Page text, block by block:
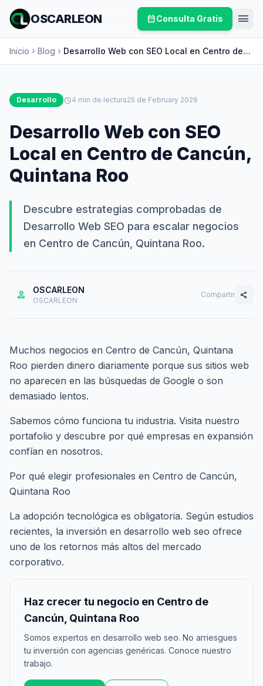
OSCARLEON calendar_monthConsulta Gratis menu
Inicio chevron_right Blog chevron_right Desarrollo Web con SEO Local en Centro de
Cancún, Quintana Roo
Desarrollo schedule4 min de lectura25 de February 2026
Desarrollo Web con SEO
Local en Centro de Cancún,
Quintana Roo
Descubre estrategias comprobadas de
Desarrollo Web SEO para escalar negocios
en Centro de Cancún, Quintana Roo.
person OSCARLEON
OSCARLEON
Compartir share
Muchos negocios en Centro de Cancún, Quintana
Roo pierden dinero diariamente porque sus sitios web
no aparecen en las búsquedas de Google o son
demasiado lentos.
Sabemos cómo funciona tu industria. Visita nuestro
portafolio y descubre por qué empresas en expansión
confían en nosotros.
Por qué elegir profesionales en Centro de Cancún,
Quintana Roo
La adopción tecnológica es obligatoria. Según estudios
recientes, la inversión en desarrollo web seo ofrece
uno de los retornos más altos del mercado
corporativo.
Haz crecer tu negocio en Centro de
Cancún, Quintana Roo
Somos expertos en desarrollo web seo. No arriesgues
tu inversión con agencias genéricas. Conoce nuestro
trabajo.